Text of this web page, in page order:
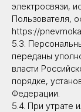
электросвязи,
Пользователя,
https://
5.3.
переданы
власти
порядке,
Федерации.
5.4. При утрате